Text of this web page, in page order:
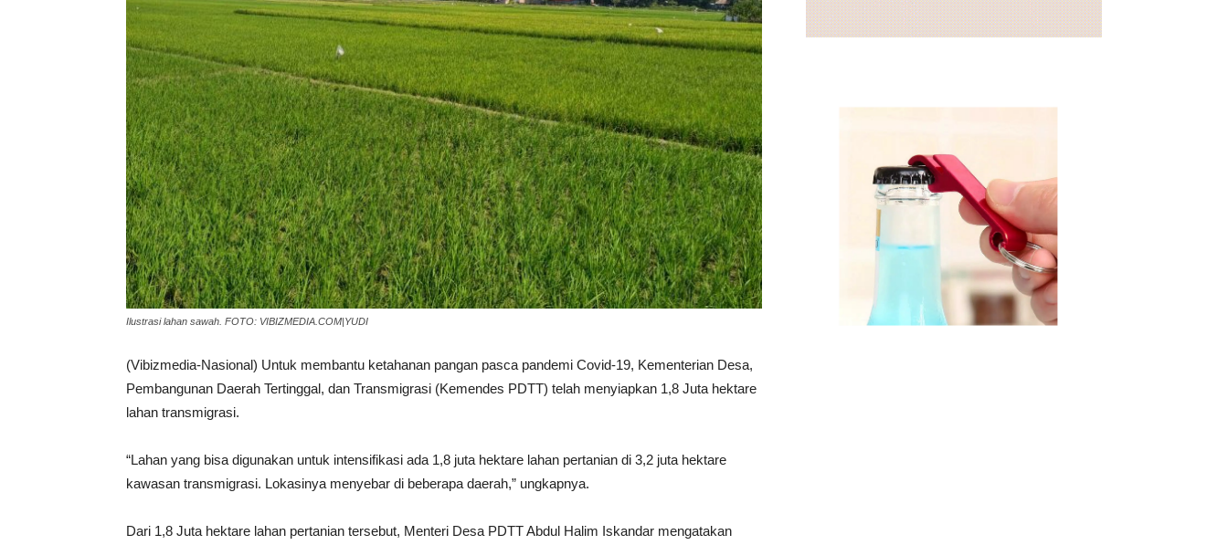
Ilustrasi lahan sawah. FOTO: VIBIZMEDIA.COM|YUDI
(Vibizmedia-Nasional) Untuk membantu ketahanan pangan pasca pandemi Covid-19, Kementerian Desa,
Pembangunan Daerah Tertinggal, dan Transmigrasi (Kemendes PDTT) telah menyiapkan 1,8 Juta hektare
lahan transmigrasi.
“Lahan yang bisa digunakan untuk intensifikasi ada 1,8 juta hektare lahan pertanian di 3,2 juta hektare
kawasan transmigrasi. Lokasinya menyebar di beberapa daerah,” ungkapnya.
Dari 1,8 Juta hektare lahan pertanian tersebut, Menteri Desa PDTT Abdul Halim Iskandar mengatakan